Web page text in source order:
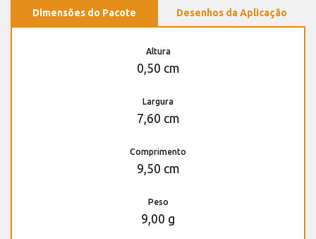
Dimensões do Pacote Desenhos da Aplicação
Altura
0,50 cm
Largura
7,60 cm
Comprimento
9,50 cm
Peso
9,00 g